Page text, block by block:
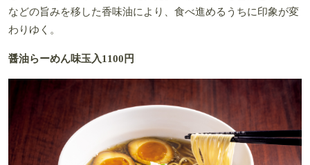
などの旨みを移した香味油により、食べ進めるうちに印象が変
わりゆく。
醤油らーめん味玉入1100円